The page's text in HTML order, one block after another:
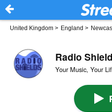
United Kingdom > England >
Radio
Your Music, Your